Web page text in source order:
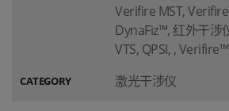
Verifire MST,
DynaFiz™, 红外干涉
VTS, QPSI, ,
CATEGORY 激光干涉仪